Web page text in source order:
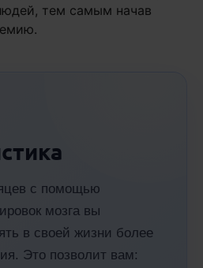
тем самым начав
с помощью
мозга вы
в своей жизни более
Это позволит вам: